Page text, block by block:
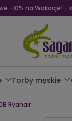
-10% na Wakacje! -
Torby męskie
Ryanair